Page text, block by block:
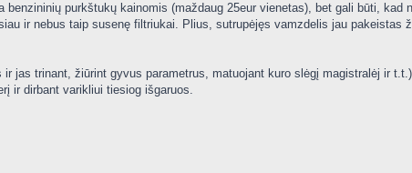
purkštukų kainomis (maždaug 25eur vienetas), bet gali būti, kad
ir nebus taip susenę filtriukai. Plius, sutrupėjęs vamzdelis jau pakeistas
jas trinant, žiūrint gyvus parametrus, matuojant kuro slėgį magistralėj ir
ir dirbant varikliui tiesiog išgaruos.